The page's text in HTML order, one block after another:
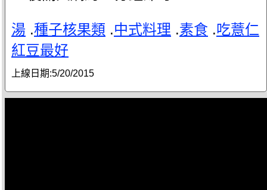
湯 .種子核果類 .中式料理 .素食 .吃薏仁
紅豆最好
上線日期:5/20/2015